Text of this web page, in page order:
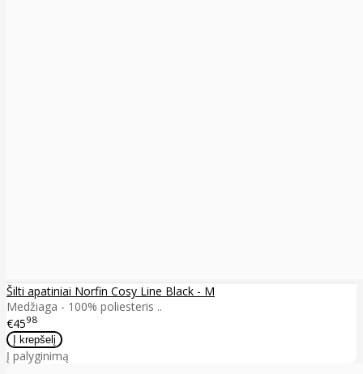
Šilti apatiniai Norfin Cosy Line Black - M
Medžiaga - 100% poliesteris ..
€4598
Į palyginimą